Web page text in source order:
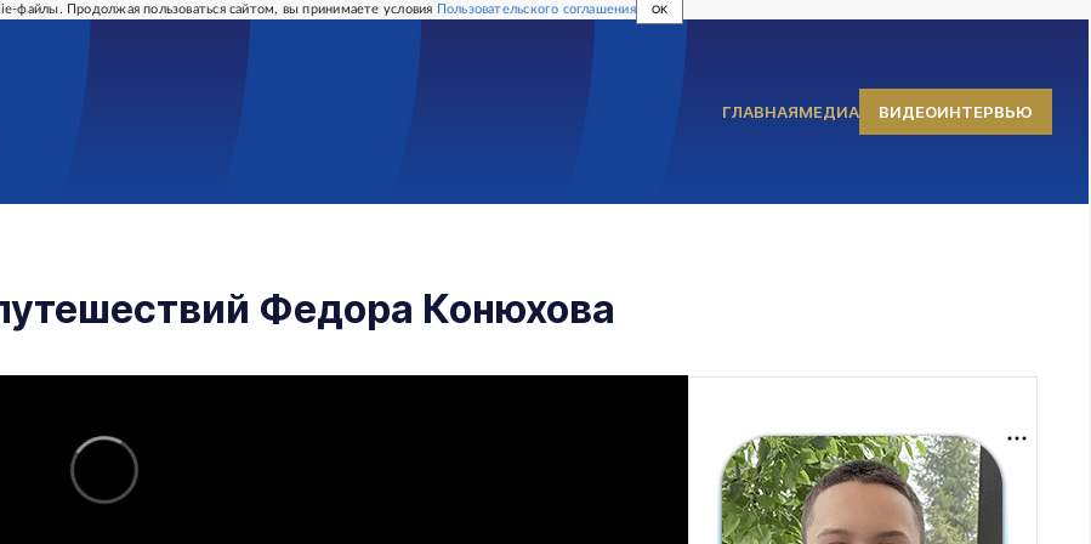
файлы. Продолжая пользоваться сайтом, вы принимаете условия Пользовательского соглашения OK
ГЛАВНАЯМЕДИА ВИДЕОИНТЕРВЬЮ
Федора Конюхова